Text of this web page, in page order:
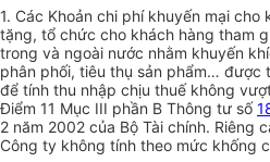
1. Các Khoản chi phí khuyến mại
tặng, tổ chức cho khách hàng tham
trong và ngoài nước nhằm khuyến
phân phối, tiêu thụ sản phẩm…
để tính thu nhập chịu thuế không
Điểm 11 Mục III phần B Thông tư số
2 năm 2002 của Bộ Tài chính. Riêng
Công ty không tính theo mức khống